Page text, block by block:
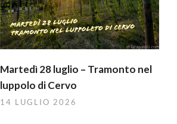
Martedì 28 luglio – Tramonto nel
luppolo di Cervo
14 LUGLIO 2026